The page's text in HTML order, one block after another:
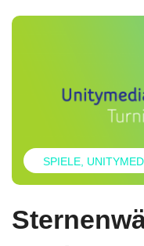
SPIELE